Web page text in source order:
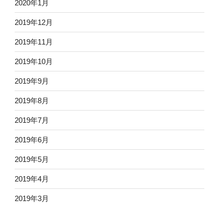
2020年1月
2019年12月
2019年11月
2019年10月
2019年9月
2019年8月
2019年7月
2019年6月
2019年5月
2019年4月
2019年3月